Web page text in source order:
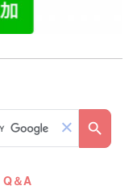
Q＆A